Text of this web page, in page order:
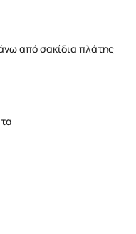
από σακίδια πλάτης